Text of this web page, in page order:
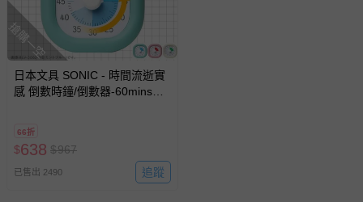
搶購一空
日本文具 SONIC - 時間流逝實
感 倒數時鐘/倒數器-60mins版-
66折
$638 $967
已售出 2490 追蹤